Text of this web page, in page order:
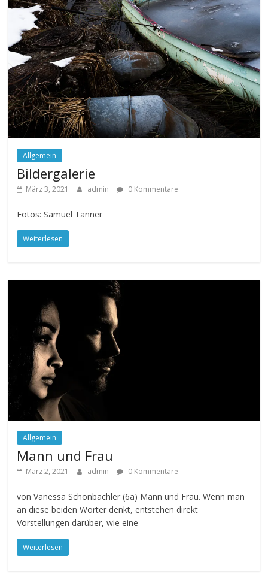
Allgemein
Bildergalerie
März 3, 2021 admin 0 Kommentare
Fotos: Samuel Tanner
Weiterlesen
Allgemein
Mann und Frau
März 2, 2021 admin 0 Kommentare
von Vanessa Schönbächler (6a) Mann und Frau. Wenn man
an diese beiden Wörter denkt, entstehen direkt
Vorstellungen darüber, wie eine
Weiterlesen